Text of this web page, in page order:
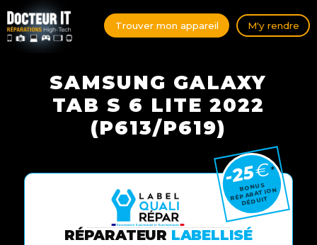
Trouver mon appareil M'y rendre
SAMSUNG GALAXY
TAB S 6 LITE 2022
(P613/P619)
RÉPARATEUR LABELLISÉ
-25€*
BONUS
RÉPARATION
DÉDUIT